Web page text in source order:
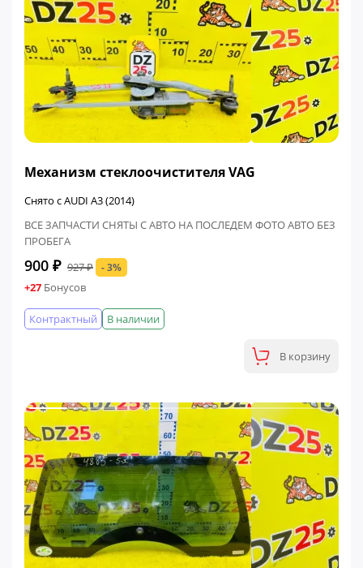
Механизм стеклоочистителя VAG
Снято с AUDI A3 (2014)
ВСЕ ЗАПЧАСТИ СНЯТЫ С АВТО НА ПОСЛЕДЕМ ФОТО АВТО БЕЗ
ПРОБЕГА
900 ₽ 927 ₽ - 3%
+27 Бонусов
В наличии
Контрактный
В корзину